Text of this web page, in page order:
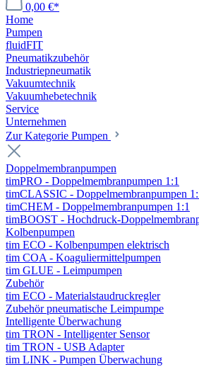
0,00 €*
Home
Pumpen
fluidFIT
Pneumatikzubehör
Industriepneumatik
Vakuumtechnik
Vakuumhebetechnik
Service
Unternehmen
Zur Kategorie Pumpen
Doppelmembranpumpen
timPRO - Doppelmembranpumpen 1:1
timCLASSIC - Doppelmembranpumpen
timCHEM - Doppelmembranpumpen 1:1
timBOOST - Hochdruck-
Kolbenpumpen
tim ECO - Kolbenpumpen elektrisch
tim COA - Koaguliermittelpumpen
tim GLUE - Leimpumpen
Zubehör
tim ECO - Materialstaudruckregler
Zubehör pneumatische Leimpumpe
Intelligente Überwachung
tim TRON - Intelligenter Sensor
tim TRON - USB Adapter
tim LINK - Pumpen Überwachung